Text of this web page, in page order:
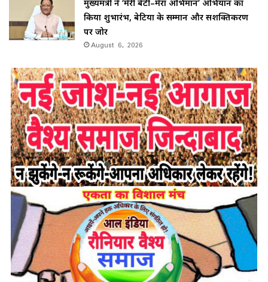
मुख्यमंत्री ने ‘मेरी बेटी–मेरा अभिमान’ अभियान का
किया शुभारंभ, बेटियों के सम्मान और सशक्तिकरण
पर जोर
August 6, 2026